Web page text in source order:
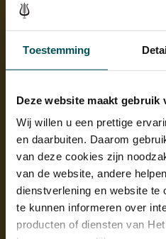
Toestemming
Deze website maakt gebruik
Wij willen u een prettige
en daarbuiten. Daarom
van deze cookies zijn
van de website, andere
dienstverlening en website te
te kunnen informeren over
producten of diensten van
led-verlichting.
Tip: zet onderstaande video
Onderdeel van